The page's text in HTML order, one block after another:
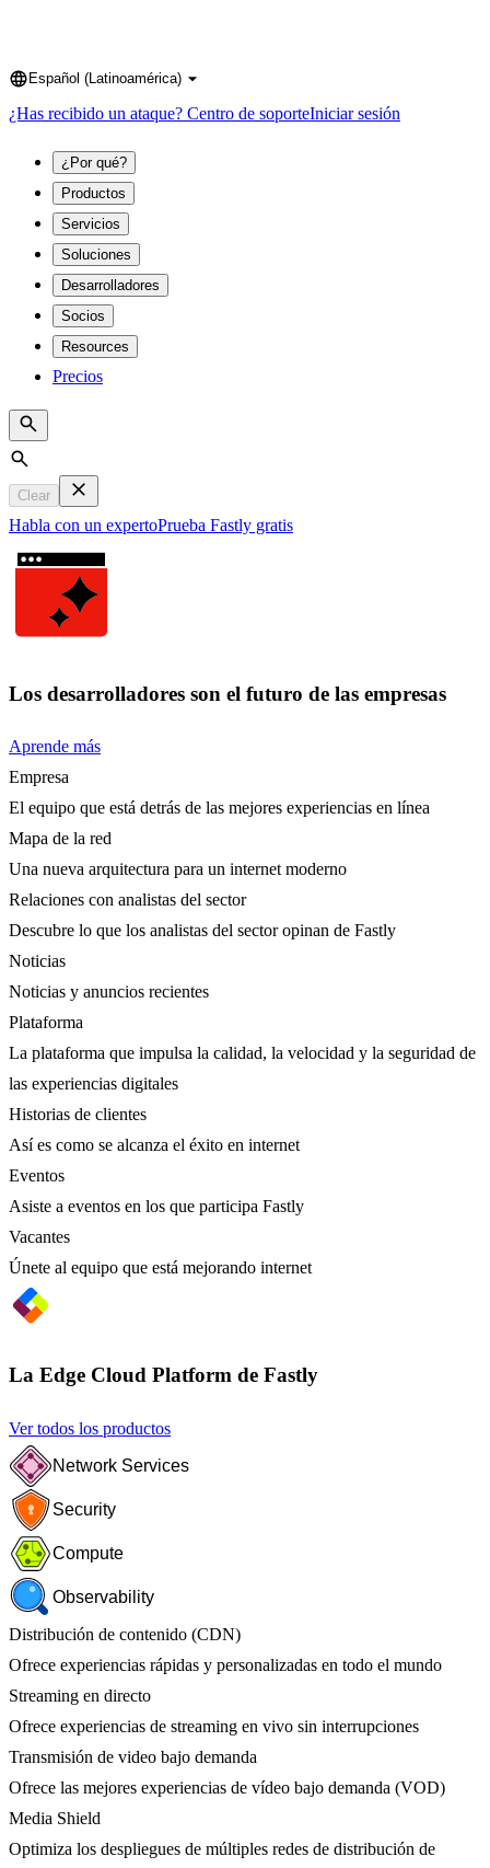
Language
Español (Latinoamérica)
¿Has recibido un ataque? Centro de soporteIniciar sesión
¿Por qué?
Productos
Servicios
Soluciones
Desarrolladores
Socios
Resources
Precios
Search
Clear
Habla con un expertoPrueba Fastly gratis
Los desarrolladores son el futuro de las empresas
Aprende más
Empresa
El equipo que está detrás de las mejores experiencias en línea
Mapa de la red
Una nueva arquitectura para un internet moderno
Relaciones con analistas del sector
Descubre lo que los analistas del sector opinan de Fastly
Noticias
Noticias y anuncios recientes
Plataforma
La plataforma que impulsa la calidad, la velocidad y la seguridad de
las experiencias digitales
Historias de clientes
Así es como se alcanza el éxito en internet
Eventos
Asiste a eventos en los que participa Fastly
Vacantes
Únete al equipo que está mejorando internet
La Edge Cloud Platform de Fastly
Ver todos los productos
Network Services
Security
Compute
Observability
Distribución de contenido (CDN)
Ofrece experiencias rápidas y personalizadas en todo el mundo
Streaming en directo
Ofrece experiencias de streaming en vivo sin interrupciones
Transmisión de video bajo demanda
Ofrece las mejores experiencias de vídeo bajo demanda (VOD)
Media Shield
Optimiza los despliegues de múltiples redes de distribución de